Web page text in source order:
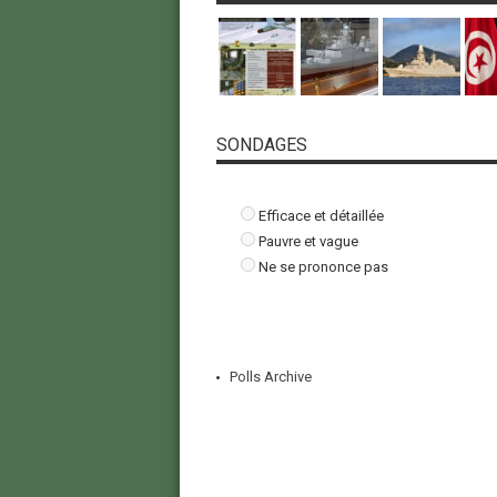
SONDAGES
Efficace et détaillée
Pauvre et vague
Ne se prononce pas
Polls Archive